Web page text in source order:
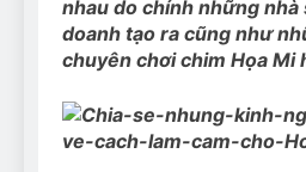
nhau do chính những nhà
doanh tạo ra cũng như
chuyên chơi chim Họa Mi